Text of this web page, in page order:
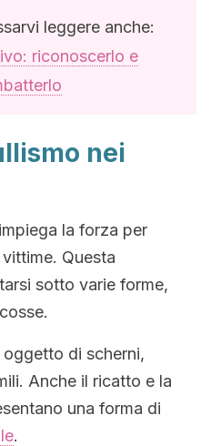
leggere anche:
riconoscerlo e
nei
la forza per
Questa
sotto varie forme,
di scherni,
Anche il ricatto e la
una forma di
.